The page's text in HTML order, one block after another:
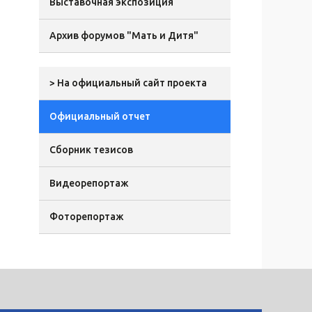
Архив форумов "Мать и Дитя"
> На официальный сайт проекта
Официальный отчет
Сборник тезисов
Видеорепортаж
Фоторепортаж